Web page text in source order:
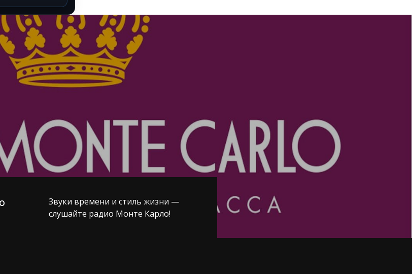
Звуки времени и стиль жизни —
слушайте радио Монте Карло!